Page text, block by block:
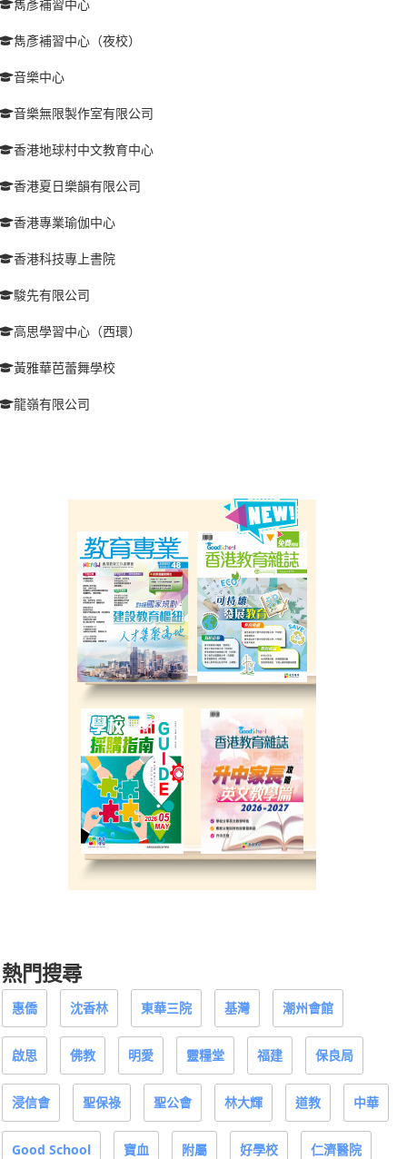
雋彥補習中心
雋彥補習中心（夜校）
音樂中心
音樂無限製作室有限公司
香港地球村中文教育中心
香港夏日樂韻有限公司
香港專業瑜伽中心
香港科技專上書院
駿先有限公司
高思學習中心（西環）
黃雅華芭蕾舞學校
龍嶺有限公司
熱門搜尋
惠僑 沈香林 東華三院 基灣 潮州會館
啟思 佛教 明愛 靈糧堂 福建 保良局
浸信會 聖保祿 聖公會 林大輝 道教 中華
Good School 寶血 附屬 好學校 仁濟醫院